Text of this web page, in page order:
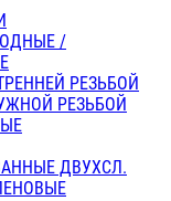
/
РЕЗЬБОЙ
РЕЗЬБОЙ
ДВУХСЛ.